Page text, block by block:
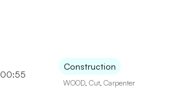
00:55
Construction
WOOD ,Cut ,Carpenter